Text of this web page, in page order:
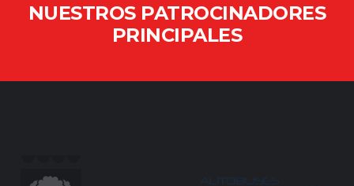
NUESTROS PATROCINADORES
PRINCIPALES